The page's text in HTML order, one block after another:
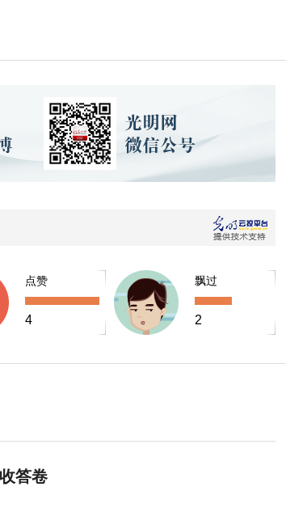
点赞
4
飘过
2
答卷